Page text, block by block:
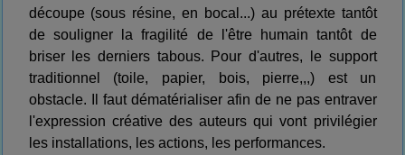
découpe (sous résine, en bocal...) au prétexte tantôt
de souligner la fragilité de l'être humain tantôt de
briser les derniers tabous. Pour d'autres, le support
traditionnel (toile, papier, bois, pierre,,,) est un
obstacle. Il faut dématérialiser afin de ne pas entraver
l'expression créative des auteurs qui vont privilégier
les installations, les actions, les performances.